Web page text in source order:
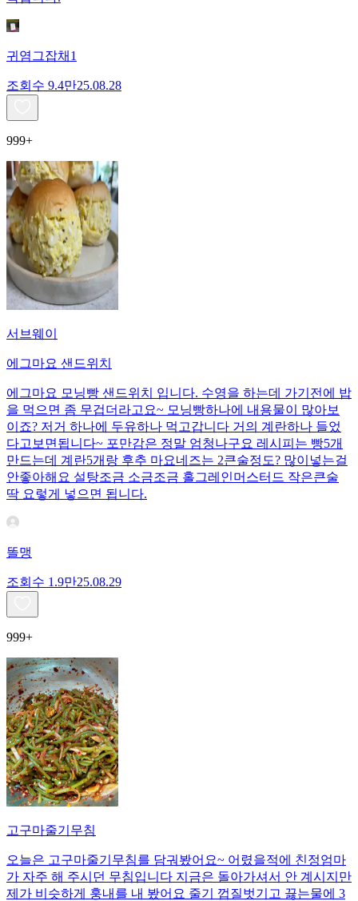
귀염그잡채1
조회수 9.4만25.08.28
999+
서브웨이
에그마요 샌드위치
에그마요 모닝빵 샌드위치 입니다. 수영을 하는데 가기전에 밥
을 먹으면 좀 무겁더라고요~ 모닝빵하나에 내용물이 많아보
이죠? 저거 하나에 두유하나 먹고갑니다 거의 계란하나 들었
다고보면됩니다~ 포만감은 정말 엄청나구요 레시피는 빵5개
만드는데 계란5개랑 후추 마요네즈는 2큰술정도? 많이넣는걸
안좋아해요 설탕조금 소금조금 홀그레인머스터드 작은큰술
딱 요렇게 넣으면 됩니다.
똘맹
조회수 1.9만25.08.29
999+
고구마줄기무침
오늘은 고구마줄기무침를 담궈봤어요~ 어렸을적에 친정엄마
가 자주 해 주시던 무침입니다 지금은 돌아가셔서 안 계시지만
제가 비슷하게 훙내를 내 봤어요 줄기 껍질벗기고 끓는물에 3